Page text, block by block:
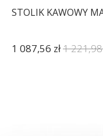
STOLIK KAWOWY
1 087,56 zł1